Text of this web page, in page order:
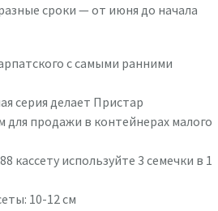
сроки — от июня до начала
с самыми ранними
серия делает Пристар
продажи в контейнерах малого
кассету используйте 3 семечки в 1
10-12 см